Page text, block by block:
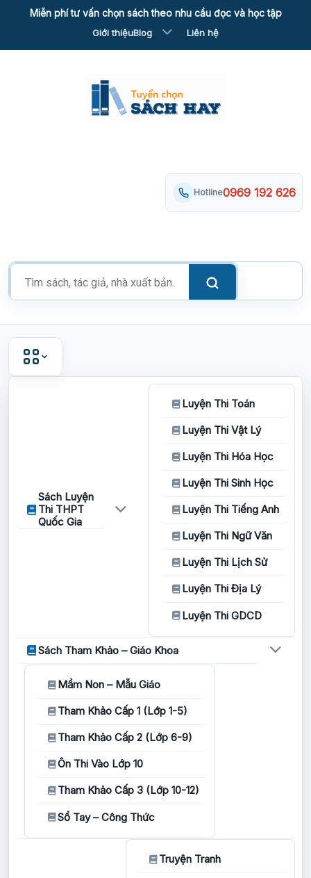
Miễn phí tư vấn chọn sách theo nhu cầu đọc và học tập
Giới thiệuBlog Liên hệ
Tìm
kiếm
phẩm
Hotline0969 192 626
Sách Luyện
Thi THPT
Quốc Gia
Luyện Thi Toán
Luyện Thi Vật Lý
Luyện Thi Hóa Học
Luyện Thi Sinh Học
Luyện Thi Tiếng Anh
Luyện Thi Ngữ Văn
Luyện Thi Lịch Sử
Luyện Thi Địa Lý
Luyện Thi GDCD
Sách Tham Khảo – Giáo Khoa
Mầm Non – Mẫu Giáo
Tham Khảo Cấp 1 (Lớp 1-5)
Tham Khảo Cấp 2 (Lớp 6-9)
Ôn Thi Vào Lớp 10
Tham Khảo Cấp 3 (Lớp 10-12)
Sổ Tay – Công Thức
Truyện Tranh